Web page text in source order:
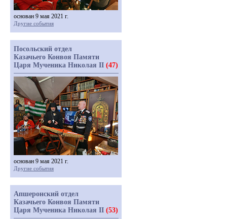
основан 9 мая 2021 г.
Другие события
Посольский отдел
Казачьего Конвоя Памяти
Царя Мученика Николая II (47)
основан 9 мая 2021 г.
Другие события
Апшеронский отдел
Казачьего Конвоя Памяти
Царя Мученика Николая II (53)